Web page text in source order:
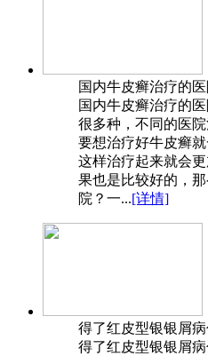
国内牛皮癣治疗的
国内牛皮癣治疗的
很多种，不同的医
要想治疗好牛皮癣
这样治疗起来就会
果也是比较好的，
院？一...[详情]
得了红皮型银银屑
得了红皮型银银屑